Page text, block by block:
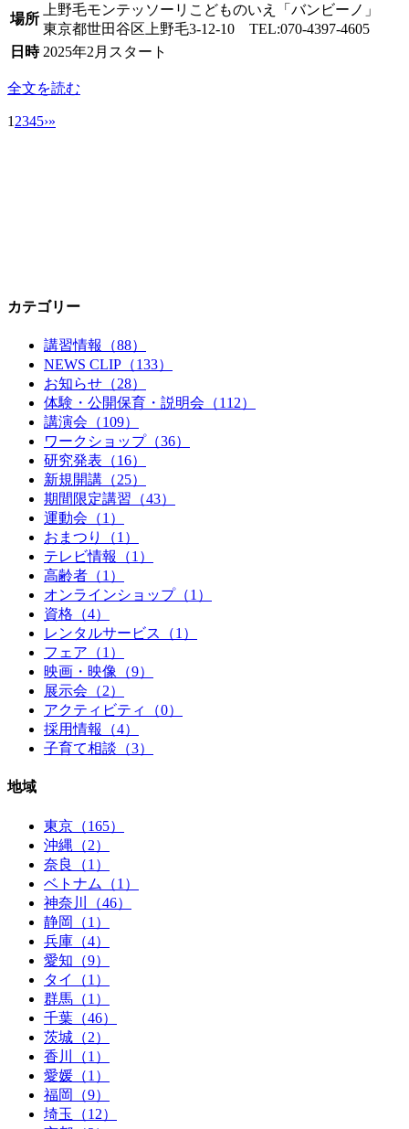
場所
上野毛モンテッソーリこどものいえ「バンビーノ」
東京都世田谷区上野毛3-12-10 TEL:070-4397-4605
日時 2025年2月スタート
全文を読む
12345›»
カテゴリー
講習情報（88）
NEWS CLIP（133）
お知らせ（28）
体験・公開保育・説明会（112）
講演会（109）
ワークショップ（36）
研究発表（16）
新規開講（25）
期間限定講習（43）
運動会（1）
おまつり（1）
テレビ情報（1）
高齢者（1）
オンラインショップ（1）
資格（4）
レンタルサービス（1）
フェア（1）
映画・映像（9）
展示会（2）
アクティビティ（0）
採用情報（4）
子育て相談（3）
地域
東京（165）
沖縄（2）
奈良（1）
ベトナム（1）
神奈川（46）
静岡（1）
兵庫（4）
愛知（9）
タイ（1）
群馬（1）
千葉（46）
茨城（2）
香川（1）
愛媛（1）
福岡（9）
埼玉（12）